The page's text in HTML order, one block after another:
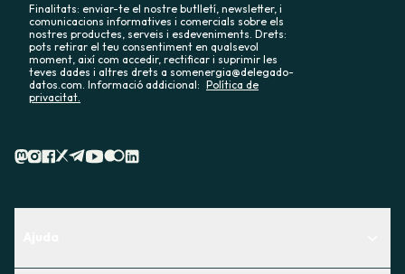
Finalitats: enviar-te el nostre butlletí, newsletter, i
comunicacions informatives i comercials sobre els
nostres productes, serveis i esdeveniments. Drets:
pots retirar el teu consentiment en qualsevol
moment, així com accedir, rectificar i suprimir les
teves dades i altres drets a somenergia@delegado-
datos.com. Informació addicional: Política de
privacitat.